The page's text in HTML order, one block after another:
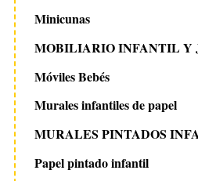
Minicunas
MOBILIARIO INFANTIL Y
Móviles Bebés
Murales infantiles de papel
MURALES PINTADOS
Papel pintado infantil